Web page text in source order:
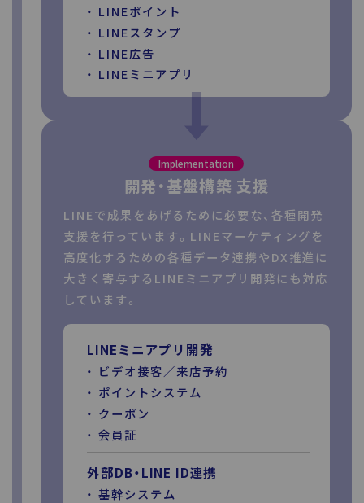
LINEポイント
LINEスタンプ
LINE広告
LINEミニアプリ
Implementation
開発・基盤構築 支援
LINEで成果をあげるために必要な、各種開発
支援を行っています。LINEマーケティングを
高度化するための各種データ連携やDX推進に
大きく寄与するLINEミニアプリ開発にも対応
しています。
LINEミニアプリ開発
ビデオ接客／来店予約
ポイントシステム
クーポン
会員証
外部DB・LINE ID連携
基幹システム